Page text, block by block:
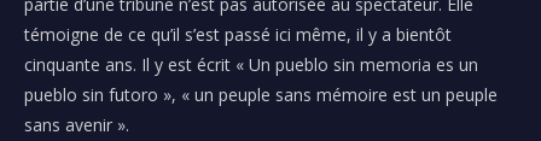
partie d’une tribune n’est pas autorisée au spectateur. Elle
témoigne de ce qu’il s’est passé ici même, il y a bientôt
cinquante ans. Il y est écrit « Un pueblo sin memoria es un
pueblo sin futoro », « un peuple sans mémoire est un peuple
sans avenir ».